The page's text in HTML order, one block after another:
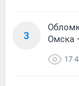
3
Омска
17